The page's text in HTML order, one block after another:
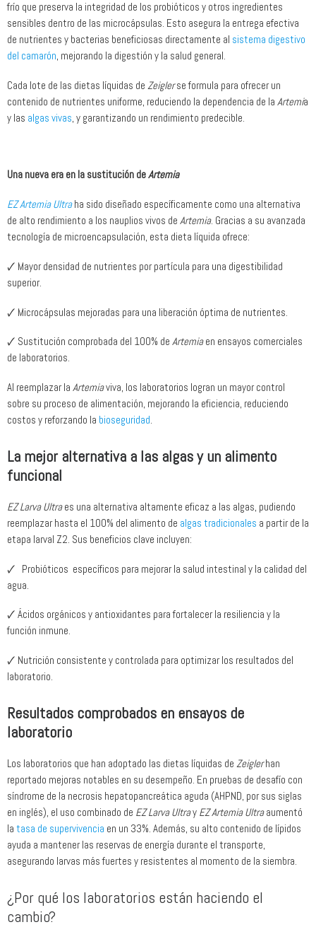
frío que preserva la integridad de los probióticos y otros ingredientes
sensibles dentro de las microcápsulas. Esto asegura la entrega efectiva
de nutrientes y bacterias beneficiosas directamente al sistema digestivo
del camarón , mejorando la digestión y la salud general.
Cada lote de las dietas líquidas de Zeiglerse formula para ofrecer un
contenido de nutrientes uniforme, reduciendo la dependencia de la Artemia
y las algas vivas , y garantizando un rendimiento predecible.
Una nueva era en la sustitución deArtemia
EZ Artemia Ultraha sido diseñado específicamente como una alternativa
de alto rendimiento a los nauplios vivos de Artemia. Gracias a su avanzada
tecnología de microencapsulación, esta dieta líquida ofrece:
🗸 Mayor densidad de nutrientes por partícula para una digestibilidad
superior.
🗸 Microcápsulas mejoradas para una liberación óptima de nutrientes.
🗸 Sustitución comprobada del 100% de Artemiaen ensayos comerciales
de laboratorios.
Al reemplazar la Artemiaviva, los laboratorios logran un mayor control
sobre su proceso de alimentación, mejorando la eficiencia, reduciendo
costos y reforzando la bioseguridad.
La mejor alternativa a las algas y un alimento
funcional
EZ Larva Ultraes una alternativa altamente eficaz a las algas, pudiendo
reemplazar hasta el 100% del alimento de algas tradicionales a partir de la
etapa larval Z2. Sus beneficios clave incluyen:
🗸 Probióticos específicos para mejorar la salud intestinal y la calidad del
agua.
🗸 Ácidos orgánicos y antioxidantes para fortalecer la resiliencia y la
función inmune.
🗸 Nutrición consistente y controlada para optimizar los resultados del
laboratorio.
Resultados comprobados en ensayos de
laboratorio
Los laboratorios que han adoptado las dietas líquidas de Zeiglerhan
reportado mejoras notables en su desempeño. En pruebas de desafío con
síndrome de la necrosis hepatopancreática aguda (AHPND, por sus siglas
en inglés), el uso combinado de EZ Larva Ultray EZ Artemia Ultraaumentó
la tasa de supervivencia en un 33%. Además, su alto contenido de lípidos
ayuda a mantener las reservas de energía durante el transporte,
asegurando larvas más fuertes y resistentes al momento de la siembra.
¿Por qué los laboratorios están haciendo el
cambio?